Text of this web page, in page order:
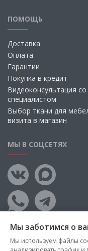
ПОМОЩЬ
Доставка
Оплата
Гарантии
Покупка в кредит
Видеоконсультация со
специалистом
Выбор ткани для
визита в магазин
МЫ В СОЦСЕТЯХ
Мы заботимся о
Мы используем файлы